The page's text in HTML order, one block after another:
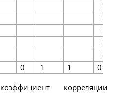
0 1 1 0
корреляции